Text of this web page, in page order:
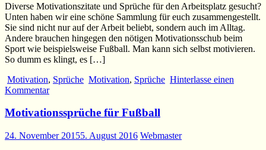
Diverse Motivationszitate und Sprüche für den Arbeitsplatz gesucht?
Unten haben wir eine schöne Sammlung für euch zusammengestellt.
Sie sind nicht nur auf der Arbeit beliebt, sondern auch im Alltag.
Andere brauchen hingegen den nötigen Motivationsschub beim
Sport wie beispielsweise Fußball. Man kann sich selbst motivieren.
So dumm es klingt, es […]
Motivation, Sprüche Motivation, Sprüche Hinterlasse einen
Kommentar
Motivationssprüche für Fußball
24. November 20155. August 2016 Webmaster